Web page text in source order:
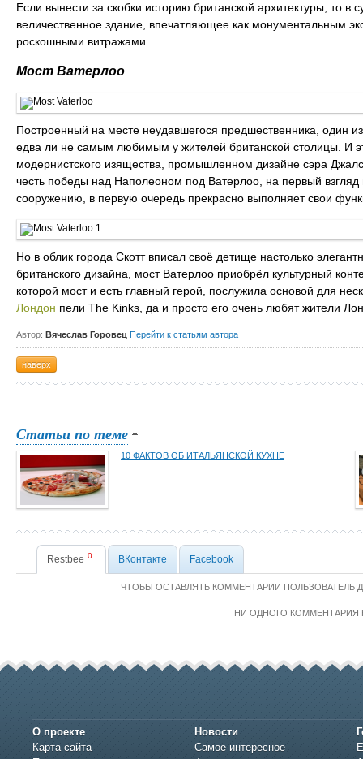
Если вынести за скобки историю британской архитектуры, то в
величественное здание, впечатляющее как монументальным
роскошными витражами.
Мост Ватерлоо
Построенный на месте неудавшегося предшественника, один
едва ли не самым любимым у жителей британской столицы. И
модернистского изящества, промышленном дизайне сэра
честь победы над Наполеоном под Ватерлоо, на первый взгляд
сооружению, в первую очередь прекрасно выполняет свои
Но в облик города Скотт вписал своё детище настолько
британского дизайна, мост Ватерлоо приобрёл культурный
которой мост и есть главный герой, послужила основой для
Лондон пели The Kinks, да и просто его очень любят жители
Автор: Вячеслав Горовец Перейти к статьям автора
наверх
Статьи по теме
10 ФАКТОВ ОБ ИТАЛЬЯНСКОЙ КУХНЕ
Restbee 0 ВКонтакте Facebook
ЧТОБЫ ОСТАВЛЯТЬ КОММЕНТАРИИ
НИ ОДНОГО КОММЕНТАРИЯ
О проекте
Карта сайта
Новости
Самое интересное